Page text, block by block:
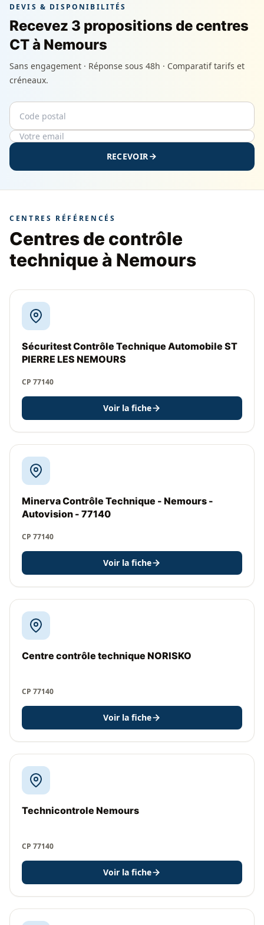
DEVIS & DISPONIBILITÉS
Recevez 3 propositions de centres
CT à Nemours
Sans engagement · Réponse sous 48h · Comparatif tarifs et
créneaux.
Code postal
Email
RECEVOIR
CENTRES RÉFÉRENCÉS
Centres de contrôle
technique à Nemours
Sécuritest Contrôle Technique Automobile ST
PIERRE LES NEMOURS
CP 77140
Voir la fiche
Minerva Contrôle Technique - Nemours -
Autovision - 77140
CP 77140
Voir la fiche
Centre contrôle technique NORISKO
CP 77140
Voir la fiche
Technicontrole Nemours
CP 77140
Voir la fiche